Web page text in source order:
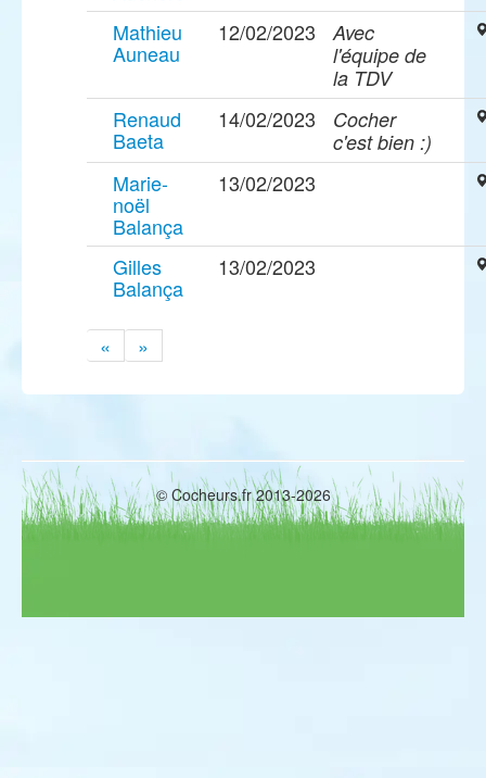
Mathieu
Auneau
12/02/2023
Avec
l'équipe de
la TDV
Renaud
Baeta
14/02/2023
Cocher
c'est bien :)
Marie-
noël
Balança
13/02/2023
Gilles
Balança
13/02/2023
« »
© Cocheurs.fr 2013-2026